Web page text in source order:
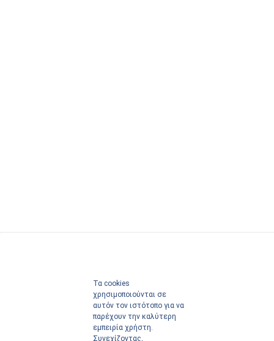
Τα cookies
χρησιμοποιούνται σε
αυτόν τον ιστότοπο για να
παρέχουν την καλύτερη
εμπειρία χρήστη.
Συνεχίζοντας,